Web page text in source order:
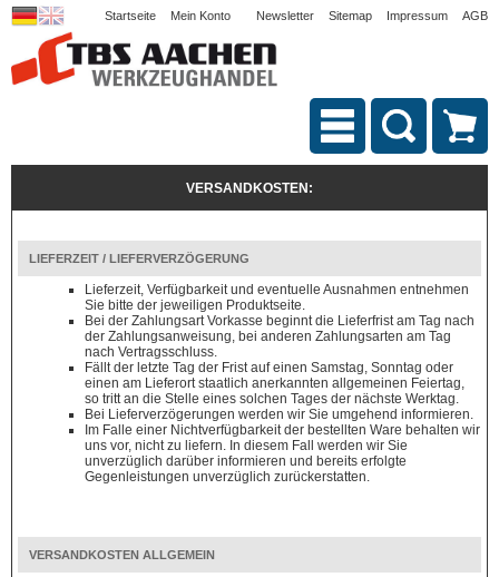
Startseite Mein Konto Newsletter Sitemap Impressum AGB
VERSANDKOSTEN:
LIEFERZEIT / LIEFERVERZÖGERUNG
Lieferzeit, Verfügbarkeit und eventuelle Ausnahmen entnehmen
Sie bitte der jeweiligen Produktseite.
Bei der Zahlungsart Vorkasse beginnt die Lieferfrist am Tag nach
der Zahlungsanweisung, bei anderen Zahlungsarten am Tag
nach Vertragsschluss.
Fällt der letzte Tag der Frist auf einen Samstag, Sonntag oder
einen am Lieferort staatlich anerkannten allgemeinen Feiertag,
so tritt an die Stelle eines solchen Tages der nächste Werktag.
Bei Lieferverzögerungen werden wir Sie umgehend informieren.
Im Falle einer Nichtverfügbarkeit der bestellten Ware behalten wir
uns vor, nicht zu liefern. In diesem Fall werden wir Sie
unverzüglich darüber informieren und bereits erfolgte
Gegenleistungen unverzüglich zurückerstatten.
VERSANDKOSTEN ALLGEMEIN